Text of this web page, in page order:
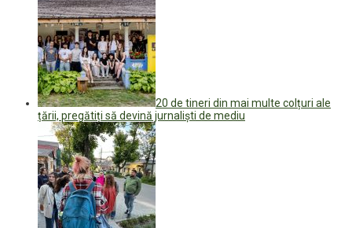
20 de tineri din mai multe colțuri ale
țării, pregătiți să devină jurnaliști de mediu